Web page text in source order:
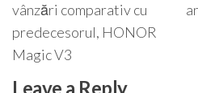
vânzări comparativ cu
predecesorul, HONOR
Magic V3
Leave a Reply